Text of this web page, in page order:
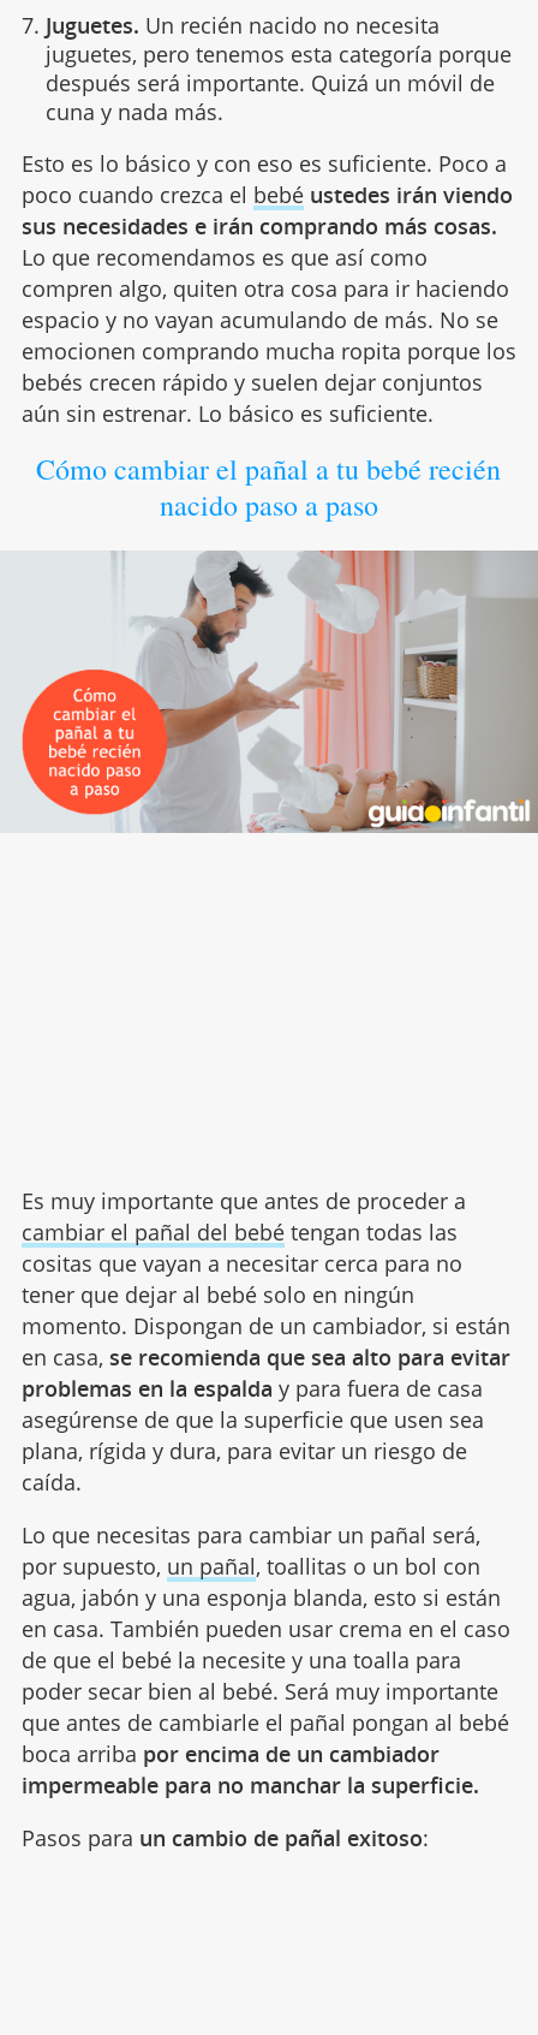
Juguetes. Un recién nacido no necesita
juguetes, pero tenemos esta categoría porque
después será importante. Quizá un móvil de
cuna y nada más.
Esto es lo básico y con eso es suficiente. Poco a
poco cuando crezca el bebé ustedes irán viendo
sus necesidades e irán comprando más cosas.
Lo que recomendamos es que así como
compren algo, quiten otra cosa para ir haciendo
espacio y no vayan acumulando de más. No se
emocionen comprando mucha ropita porque los
bebés crecen rápido y suelen dejar conjuntos
aún sin estrenar. Lo básico es suficiente.
Cómo cambiar el pañal a tu bebé recién
nacido paso a paso
Es muy importante que antes de proceder a
cambiar el pañal del bebétengan todas las
cositas que vayan a necesitar cerca para no
tener que dejar al bebé solo en ningún
momento. Dispongan de un cambiador, si están
en casa, se recomienda que sea alto para evitar
problemas en la espalda y para fuera de casa
asegúrense de que la superficie que usen sea
plana, rígida y dura, para evitar un riesgo de
caída.
Lo que necesitas para cambiar un pañal será,
por supuesto, un pañal, toallitas o un bol con
agua, jabón y una esponja blanda, esto si están
en casa. También pueden usar crema en el caso
de que el bebé la necesite y una toalla para
poder secar bien al bebé. Será muy importante
que antes de cambiarle el pañal pongan al bebé
boca arriba por encima de un cambiador
impermeable para no manchar la superficie.
Pasos para un cambio de pañal exitoso: